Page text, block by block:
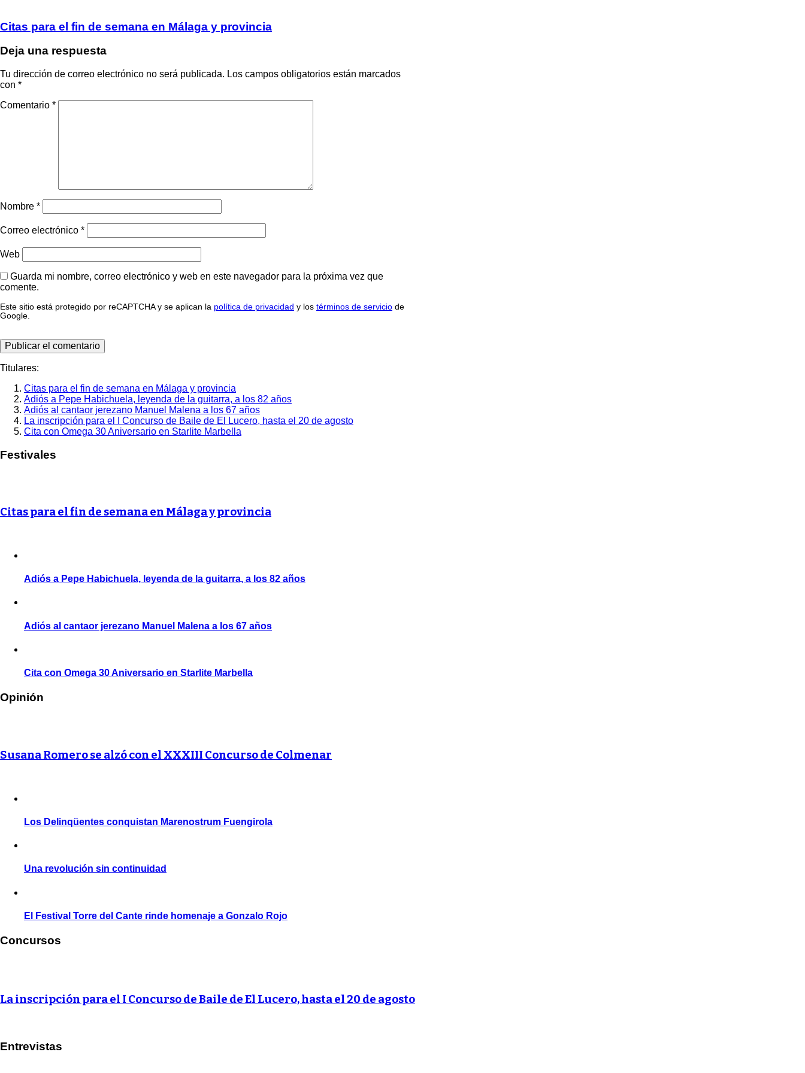
Citas para el fin de semana en Málaga y provincia
Deja una respuesta
Tu dirección de correo electrónico no será publicada. Los campos obligatorios están marcados
con *
Comentario *
Nombre *
Correo electrónico *
Web
Guarda mi nombre, correo electrónico y web en este navegador para la próxima vez que
comente.
Este sitio está protegido por reCAPTCHA y se aplican la política de privacidad y los términos de servicio de
Google.
Titulares:
Citas para el fin de semana en Málaga y provincia
Adiós a Pepe Habichuela, leyenda de la guitarra, a los 82 años
Adiós al cantaor jerezano Manuel Malena a los 67 años
La inscripción para el I Concurso de Baile de El Lucero, hasta el 20 de agosto
Cita con Omega 30 Aniversario en Starlite Marbella
Festivales
Citas para el fin de semana en Málaga y provincia
Adiós a Pepe Habichuela, leyenda de la guitarra, a los 82 años
Adiós al cantaor jerezano Manuel Malena a los 67 años
Cita con Omega 30 Aniversario en Starlite Marbella
Opinión
Susana Romero se alzó con el XXXIII Concurso de Colmenar
Los Delinqüentes conquistan Marenostrum Fuengirola
Una revolución sin continuidad
El Festival Torre del Cante rinde homenaje a Gonzalo Rojo
Concursos
La inscripción para el I Concurso de Baile de El Lucero, hasta el 20 de agosto
Entrevistas